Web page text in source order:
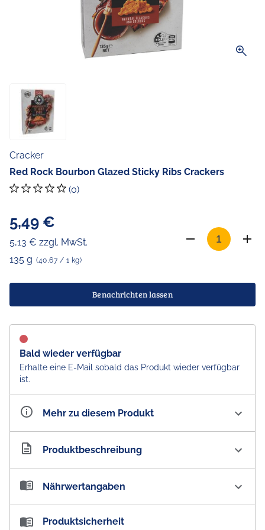
zoom_in
Cracker
Red Rock Bourbon Glazed Sticky Ribs Crackers
(0)
5,49 €
5,13 € zzgl. MwSt.
135 g (40,67 / 1 kg)
Benachrichten lassen
Bald wieder verfügbar
Erhalte eine E-Mail sobald das Produkt wieder verfügbar
ist.
Mehr zu diesem Produkt
Artikelnummer AU101243
Produktbeschreibung
Red Rock Deli Bourbon Glazed Sticky Ribs Crackers
Unsere Deli Style Crackers werden nur aus den
hochwertigsten Zutaten hergestellt. Gebacken, bis sie
Nährwertangaben
Nährwertangaben:
Produktsicherheit